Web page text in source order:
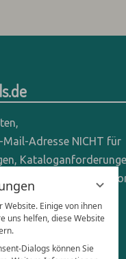
Einige von ihnen
uns helfen, diese Website
Dialogs können Sie
Adresse NICHT für
sind ein reines Online-
bitte direkt an die
senden.
& Agenturen: